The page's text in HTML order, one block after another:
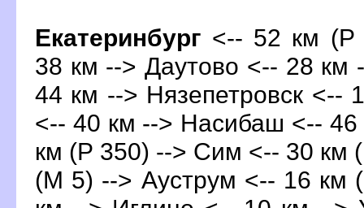
Екатеринбург <-- 52 км (Р
38 км --> Даутово <-- 28
44 км --> Нязепетровск <--
<-- 40 км --> Насибаш <--
км (Р 350) --> Сим <-- 30 км
(М 5) --> Ауструм <-- 16 км